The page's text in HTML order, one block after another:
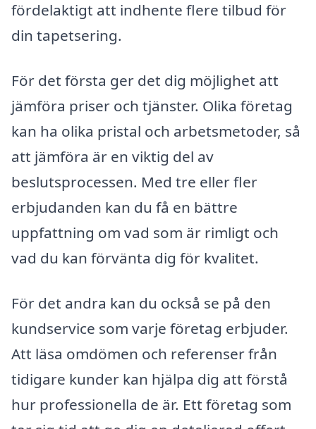
fördelaktigt att indhente flere tilbud för
din tapetsering.
För det första ger det dig möjlighet att
jämföra priser och tjänster. Olika företag
kan ha olika pristal och arbetsmetoder, så
att jämföra är en viktig del av
beslutsprocessen. Med tre eller fler
erbjudanden kan du få en bättre
uppfattning om vad som är rimligt och
vad du kan förvänta dig för kvalitet.
För det andra kan du också se på den
kundservice som varje företag erbjuder.
Att läsa omdömen och referenser från
tidigare kunder kan hjälpa dig att förstå
hur professionella de är. Ett företag som